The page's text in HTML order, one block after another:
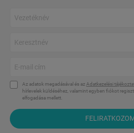
Az adatok megadásával és az Adatkezelési
hírlevelek küldéséhez, valamint egyben fiókot
elfogadása mellett.